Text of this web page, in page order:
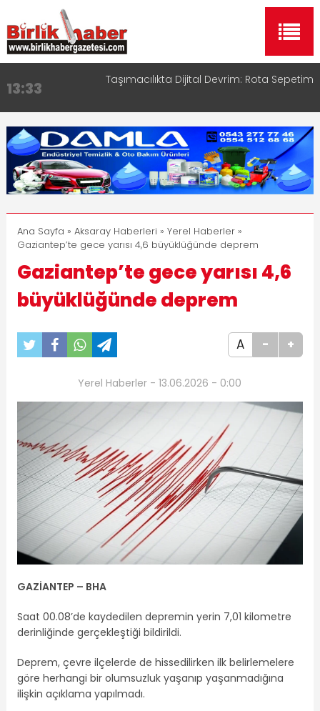
13:33 Taşımacılıkta Dijital Devrim: Rota Sepetim
17:15
Aksaray OSB Bölge Müdürü Makam Koltuğunu
Çocuklara Bıraktı
16:00
Aksaray Esnaf Rehberi ile Google ve Yapay Zeka
Aramalarında Öne Çıkın
8:23 Aksaray Esnaf Rehberi Hizmete Girdi
11:30
Birlikhaber.com Yayın Hayatına Başladı | Hızlı ve
Akıllı Haber Platformu
Ana Sayfa » Aksaray Haberleri » Yerel Haberler»
Gaziantep’te gece yarısı 4,6 büyüklüğünde deprem
Gaziantep’te gece yarısı 4,6
büyüklüğünde deprem
A - +
Yerel Haberler - 13.06.2026 - 0:00
GAZİANTEP – BHA
Saat 00.08’de kaydedilen depremin yerin 7,01 kilometre
derinliğinde gerçekleştiği bildirildi.
Deprem, çevre ilçelerde de hissedilirken ilk belirlemelere
göre herhangi bir olumsuzluk yaşanıp yaşanmadığına
ilişkin açıklama yapılmadı.